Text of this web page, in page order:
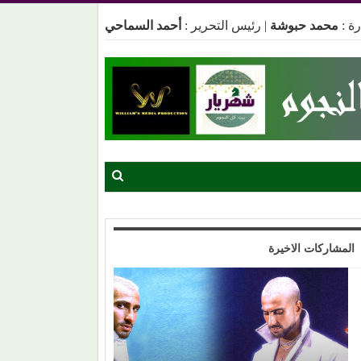
: محمد حبوشة | رئيس التحرير : أحمد السماحي
المشاركات الاخيرة